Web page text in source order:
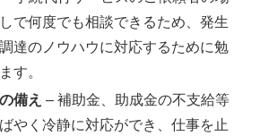
で何度でも相談できるため、発生
達のノウハウに対応するために勉
す。
備え – 補助金、助成金の不支給等
やく冷静に対応ができ、仕事を止